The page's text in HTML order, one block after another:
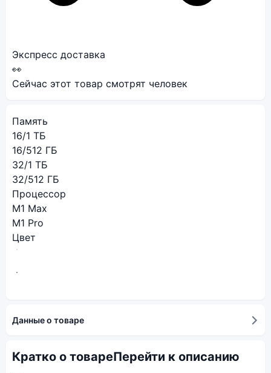
Экспресс доставка
👀
Сейчас этот товар смотрят человек
Память
16/1 ТБ
16/512 ГБ
32/1 ТБ
32/512 ГБ
Процессор
M1 Max
M1 Pro
Цвет
Данные о товаре
Кратко о товареПерейти к описанию